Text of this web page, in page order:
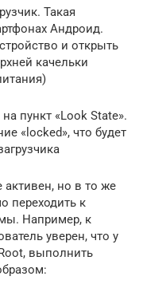
Такая
Андроид.
и открыть
качельки
пункт «Look State».
«locked», что будет
активен, но в то же
переходить к
Например, к
уверен, что у
выполнить